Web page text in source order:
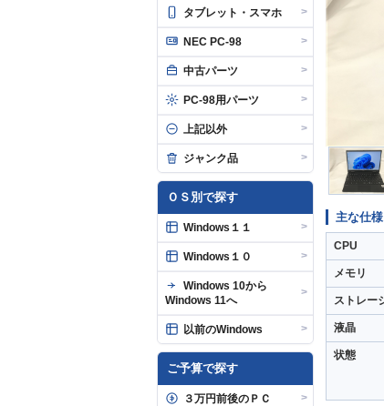
タブレット・スマホ >
NEC PC-98 >
中古パーツ >
PC-98用パーツ >
上記以外 >
ジャンク品 >
ＯＳ別で探す
Windows１１ >
Windows１０ >
Windows 10から
Windows 11へ
>
以前のWindows >
ご予算で探す
３万円前後のＰＣ >
主な仕様
CPU
メモリ
ストレー
液晶
状態